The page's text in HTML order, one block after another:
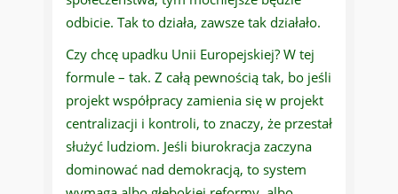
odbicie. Tak to działa, zawsze tak działało.
Czy chcę upadku Unii Europejskiej? W tej
formule – tak. Z całą pewnością tak, bo jeśli
projekt współpracy zamienia się w projekt
centralizacji i kontroli, to znaczy, że przestał
służyć ludziom. Jeśli biurokracja zaczyna
dominować nad demokracją, to system